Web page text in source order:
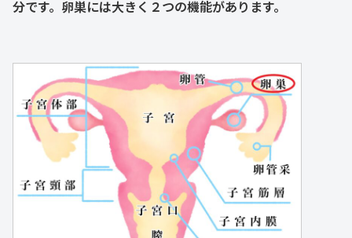
分です。卵巣には大きく２つの機能があります。